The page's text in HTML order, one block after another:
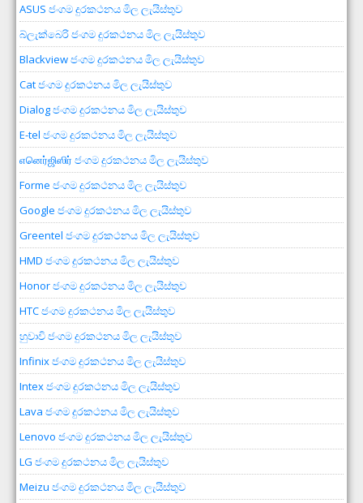
ASUS ජංගම දුරකථනය මිල ලැයිස්තුව
බ්ලැක්බෙරි ජංගම දුරකථනය මිල ලැයිස්තුව
Blackview ජංගම දුරකථනය මිල ලැයිස්තුව
Cat ජංගම දුරකථනය මිල ලැයිස්තුව
Dialog ජංගම දුරකථනය මිල ලැයිස්තුව
E-tel ජංගම දුරකථනය මිල ලැයිස්තුව
எனெர்ஜிஸிர் ජංගම දුරකථනය මිල ලැයිස්තුව
Forme ජංගම දුරකථනය මිල ලැයිස්තුව
Google ජංගම දුරකථනය මිල ලැයිස්තුව
Greentel ජංගම දුරකථනය මිල ලැයිස්තුව
HMD ජංගම දුරකථනය මිල ලැයිස්තුව
Honor ජංගම දුරකථනය මිල ලැයිස්තුව
HTC ජංගම දුරකථනය මිල ලැයිස්තුව
හුවාවි ජංගම දුරකථනය මිල ලැයිස්තුව
Infinix ජංගම දුරකථනය මිල ලැයිස්තුව
Intex ජංගම දුරකථනය මිල ලැයිස්තුව
Lava ජංගම දුරකථනය මිල ලැයිස්තුව
Lenovo ජංගම දුරකථනය මිල ලැයිස්තුව
LG ජංගම දුරකථනය මිල ලැයිස්තුව
Meizu ජංගම දුරකථනය මිල ලැයිස්තුව